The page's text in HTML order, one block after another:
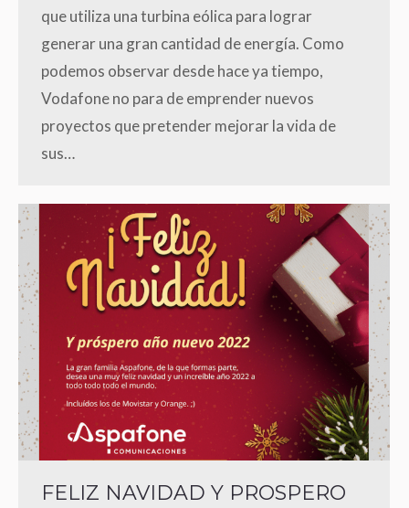
que utiliza una turbina eólica para lograr
generar una gran cantidad de energía. Como
podemos observar desde hace ya tiempo,
Vodafone no para de emprender nuevos
proyectos que pretender mejorar la vida de
sus…
FELIZ NAVIDAD Y PROSPERO